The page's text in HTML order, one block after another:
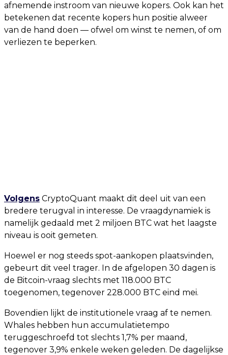
afnemende instroom van nieuwe kopers. Ook kan het
betekenen dat recente kopers hun positie alweer
van de hand doen — ofwel om winst te nemen, of om
verliezen te beperken.
Volgens CryptoQuant maakt dit deel uit van een
bredere terugval in interesse. De vraagdynamiek is
namelijk gedaald met 2 miljoen BTC wat het laagste
niveau is ooit gemeten.
Hoewel er nog steeds spot-aankopen plaatsvinden,
gebeurt dit veel trager. In de afgelopen 30 dagen is
de Bitcoin-vraag slechts met 118.000 BTC
toegenomen, tegenover 228.000 BTC eind mei.
Bovendien lijkt de institutionele vraag af te nemen.
Whales hebben hun accumulatietempo
teruggeschroefd tot slechts 1,7% per maand,
tegenover 3,9% enkele weken geleden. De dagelijkse